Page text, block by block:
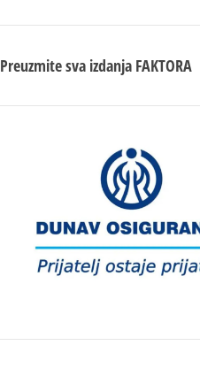
Preuzmite sva izdanja FAKTORA